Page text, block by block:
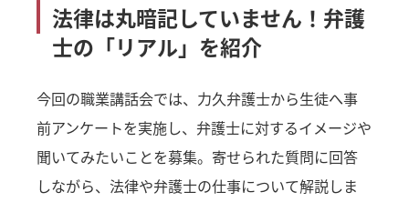
法律は丸暗記していません！弁護
士の「リアル」を紹介
今回の職業講話会では、力久弁護士から生徒へ事
前アンケートを実施し、弁護士に対するイメージや
聞いてみたいことを募集。寄せられた質問に回答
しながら、法律や弁護士の仕事について解説しま